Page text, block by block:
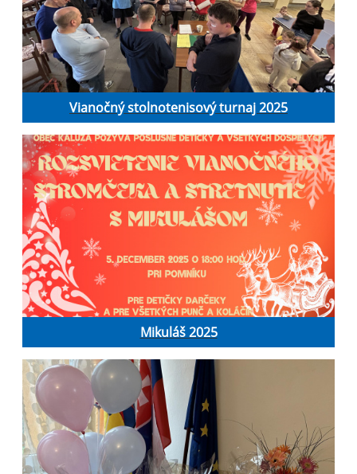
Vianočný stolnotenisový turnaj 2025
Mikuláš 2025